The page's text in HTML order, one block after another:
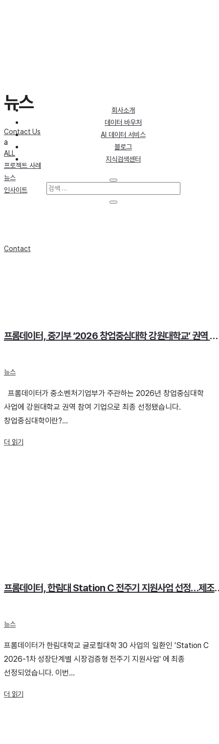
회사소개
데이터 바우처
AI 데이터 서비스
블로그
지식검색센터
Contact
뉴스
Contact Us
a
ALL
프로젝트 사례
뉴스
인사이트
프롬데이터, 중기부 ‘2026 창업중심대학 강원대학교’ 권역 선정
뉴스
프롬데이터가 중소벤처기업부가 주관하는 2026년 창업중심대학
사업에 강원대학교 권역 참여 기업으로 최종 선정됐습니다.
창업중심대학이란?...
더 읽기
프롬데이터, 한림대 Station C
뉴스
프롬데이터가 한림대학교 글로컬대학 30 사업의 일환인 'Station C
2026-1차 성장단계별 시장검증형 전주기 지원사업' 에 최종
선정되었습니다. 이번...
더 읽기